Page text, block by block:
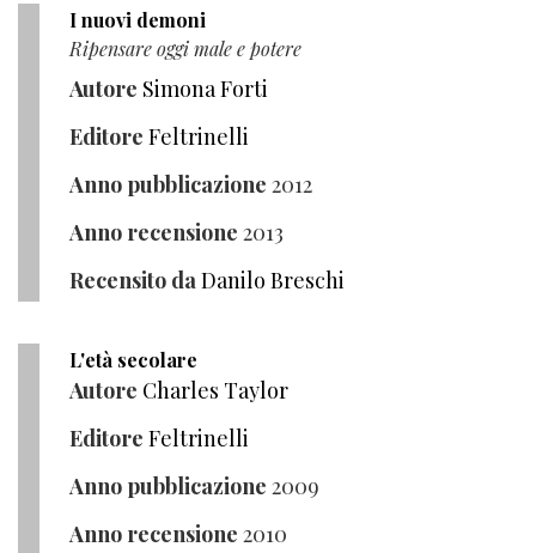
I nuovi demoni
Ripensare oggi male e potere
Autore Simona Forti
Editore Feltrinelli
Anno pubblicazione 2012
Anno recensione 2013
Recensito daDanilo Breschi
L'età secolare
Autore Charles Taylor
Editore Feltrinelli
Anno pubblicazione 2009
Anno recensione 2010